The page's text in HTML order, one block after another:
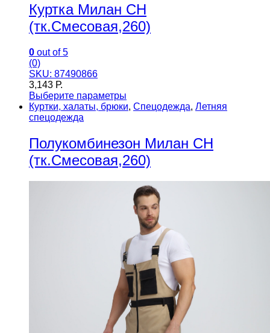
Куртка Милан CH
(тк.Смесовая,260)
0 out of 5
(0)
SKU: 87490866
3,143 Р.
Выберите параметры
Куртки, халаты, брюки, Спецодежда, Летняя
спецодежда
Полукомбинезон Милан CH
(тк.Смесовая,260)